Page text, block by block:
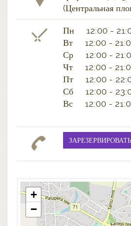
(Центральная
Пн 12:00 -
Вт 12:00 -
Ср 12:00 -
Чт 12:00 -
Пт 12:00 -
Сб 12:00 -
Вс 12:00 -
+
−